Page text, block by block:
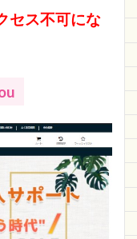
セス不可にな